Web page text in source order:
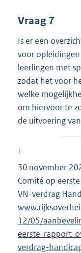
Vraag 7
Is er een
voor
leerlingen met
zodat het voor
welke
om hiervoor te
de uitvoering
1
30 november
Comité op
VN-verdrag
12/05/
eerste-rapport-
verdrag-